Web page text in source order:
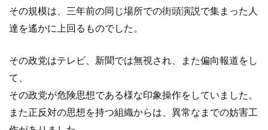
その規模は、三年前の同じ場所での街頭演説で集まった人
達を遙かに上回るものでした。
その政党はテレビ、新聞では無視され、また偏向報道をし
て、
その政党が危険思想である様な印象操作をしていました。
また正反対の思想を持つ組織からは、異常なまでの妨害工